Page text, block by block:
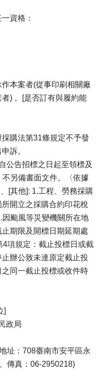
資格：
本案者(從事印刷相關廠
) 。[是否訂有與履約能
購法第31條規定不予發
訴。
公告招標之日起至領標及
另備書面文件。〈依據
[其他]: 1.工程、勞務採購
開立之採購合約印花稅
颱風等災變機關所在地
期限及開標日期延期處
項規定：截止投標日或截
辦公致未達原定截止投
同一截止投標或收件時
]
政局
址：708臺南市安平區永
傳真：06-2950218)